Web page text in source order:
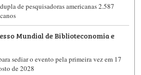
de pesquisadoras americanas 2.587
Mundial de Biblioteconomia e
sediar o evento pela primeira vez em 17
de 2028